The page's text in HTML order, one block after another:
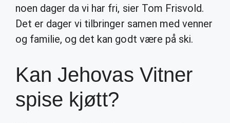
noen dager da vi har fri, sier Tom Frisvold.
Det er dager vi tilbringer samen med venner
og familie, og det kan godt være på ski.
Kan Jehovas Vitner
spise kjøtt?